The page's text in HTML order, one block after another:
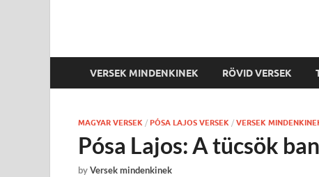
VERSEK MINDENKINEK RÖVID VERSEK
MAGYAR VERSEK / PÓSA LAJOS VERSEK / VERSEK
Pósa Lajos: A tücsök
byVersek mindenkinek